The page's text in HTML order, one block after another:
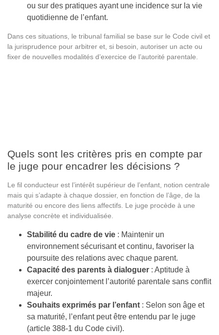
ou sur des pratiques ayant une incidence sur la vie
quotidienne de l’enfant.
Dans ces situations, le tribunal familial se base sur le Code civil et
la jurisprudence pour arbitrer et, si besoin, autoriser un acte ou
fixer de nouvelles modalités d’exercice de l’autorité parentale.
Quels sont les critères pris en compte par
le juge pour encadrer les décisions ?
Le fil conducteur est l’intérêt supérieur de l’enfant, notion centrale
mais qui s’adapte à chaque dossier, en fonction de l’âge, de la
maturité ou encore des liens affectifs. Le juge procède à une
analyse concrète et individualisée.
Stabilité du cadre de vie : Maintenir un
environnement sécurisant et continu, favoriser la
poursuite des relations avec chaque parent.
Capacité des parents à dialoguer : Aptitude à
exercer conjointement l’autorité parentale sans conflit
majeur.
Souhaits exprimés par l’enfant : Selon son âge et
sa maturité, l’enfant peut être entendu par le juge
(article 388-1 du Code civil).